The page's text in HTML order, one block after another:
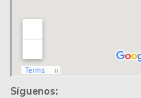
Síguenos: